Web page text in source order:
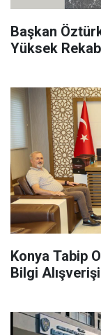
Başkan
Yüksek
Konya Tabip Odası, Başkan
Bilgi